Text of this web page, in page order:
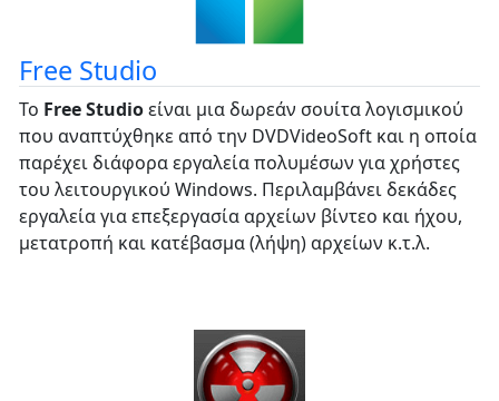
Free Studio
Το Free Studioείναι μια δωρεάν σουίτα λογισμικού
που αναπτύχθηκε από την DVDVideoSoft και η οποία
παρέχει διάφορα εργαλεία πολυμέσων για χρήστες
του λειτουργικού Windows. Περιλαμβάνει δεκάδες
εργαλεία για επεξεργασία αρχείων βίντεο και ήχου,
μετατροπή και κατέβασμα (λήψη) αρχείων κ.τ.λ.